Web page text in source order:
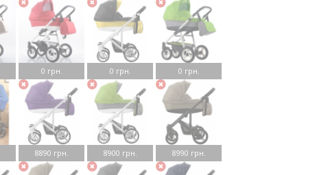
0 грн. 0 грн. 0 грн.
8890 грн. 8900 грн. 8990 грн.